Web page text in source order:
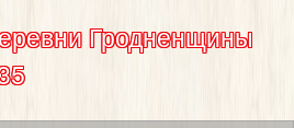
Гродненщины